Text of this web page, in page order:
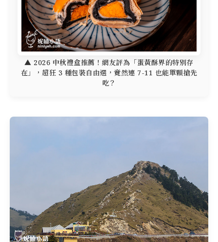
▲ 2026 中秋禮盒推薦！網友評為「蛋黃酥界的特別存
在」，超狂 3 種包裝自由選，竟然連 7-11 也能單顆搶先
吃？